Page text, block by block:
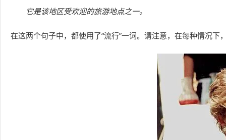
它是该地区受欢迎的旅游地点之一。
在这两个句子中，都使用了“流行”一词。请注意，在每种情况